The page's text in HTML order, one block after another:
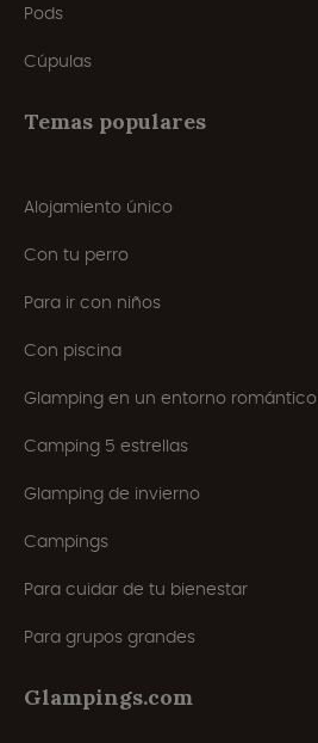
Pods
Cúpulas
Temas populares
Alojamiento único
Con tu perro
Para ir con niños
Con piscina
Glamping en un entorno romántico
Camping 5 estrellas
Glamping de invierno
Campings
Para cuidar de tu bienestar
Para grupos grandes
Glampings.com